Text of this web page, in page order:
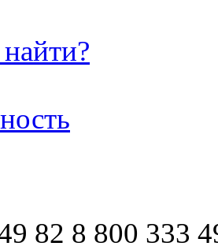
82 8 800 333